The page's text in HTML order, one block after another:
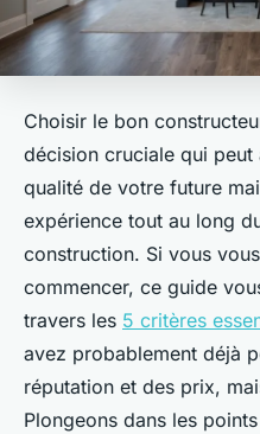
Choisir le bon
décision cruciale qui peut
qualité de votre future
expérience tout au long
construction. Si vous
commencer, ce guide
travers les 5 critères
avez probablement déjà
réputation et des prix,
Plongeons dans les